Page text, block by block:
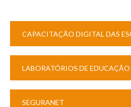
CAPACITAÇÃO DIGITAL DAS
LABORATÓRIOS DE
SEGURANET